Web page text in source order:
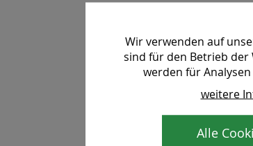
Der Autor übernimmt
bereitgestellten
oder ideeller Art beziehen,
bzw. durch die Nutzung
grundsätzlich
Alle Angebote sind
Seiten oder das gesamte
oder die Veröffentlichung
Wir verwenden auf
sind für den Betrieb der
werden für
weitere
Alle